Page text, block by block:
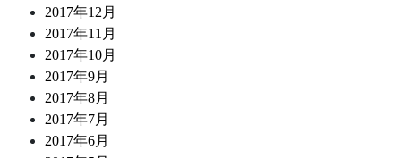
2017年12月
2017年11月
2017年10月
2017年9月
2017年8月
2017年7月
2017年6月